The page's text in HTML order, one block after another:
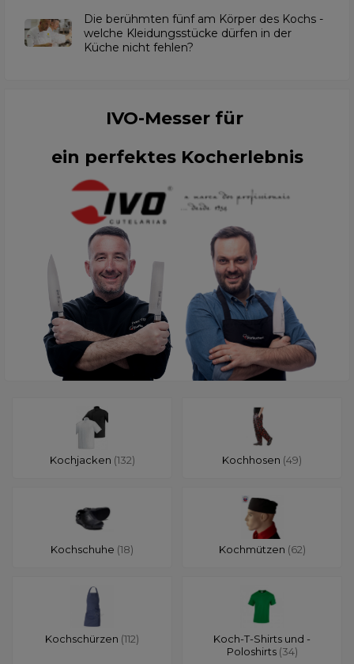
Die berühmten fünf am Körper des Kochs -
welche Kleidungsstücke dürfen in der
Küche nicht fehlen?
IVO-Messer für
ein perfektes Kocherlebnis
Kochjacken (132) Kochhosen (49)
Kochschuhe (18) Kochmützen (62)
Kochschürzen (112)
Koch-T-Shirts und -
Poloshirts (34)